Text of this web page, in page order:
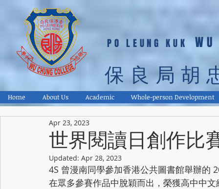
PO LEUNG KUK
保良局胡
Home About Us Academic Whole-person Development
世界閱讀日創作比
Apr 23, 2023
Updated: Apr 28, 2023
4S 曾漫南同學參加香港公共圖書館舉辦的
在眾多參賽作品中脫穎而出，榮獲高中中